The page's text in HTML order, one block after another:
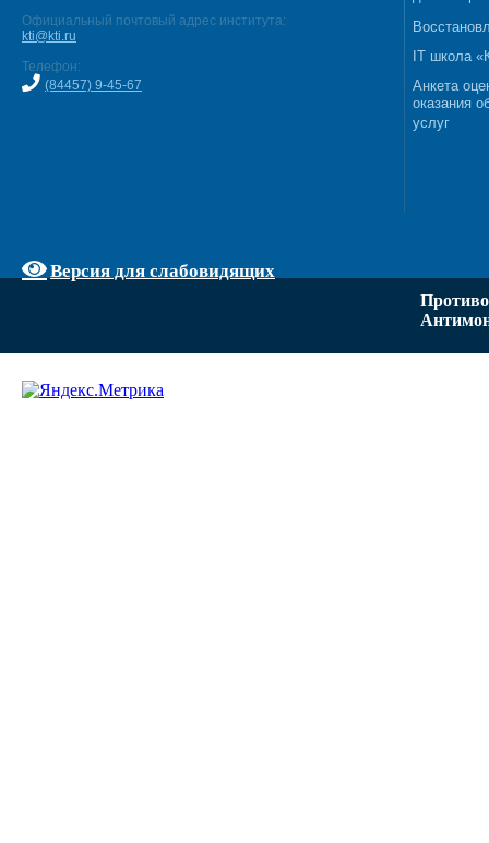
Официальный почтовый адрес института:
kti@kti.ru
Телефон:
(84457) 9-45-67
Версия для слабовидящих
IT школа
Анкета
оказания
услуг